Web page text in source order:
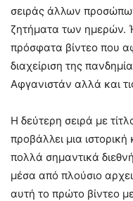
σειράς άλλων
ζητήματα των ημερών.
πρόσφατα βίντεο που
διαχείριση της
Αφγανιστάν αλλά και
Η δεύτερη σειρά με
προβάλλει μια
πολλά σημαντικά
μέσα από πλούσιο
αυτή το πρώτο βίντεο